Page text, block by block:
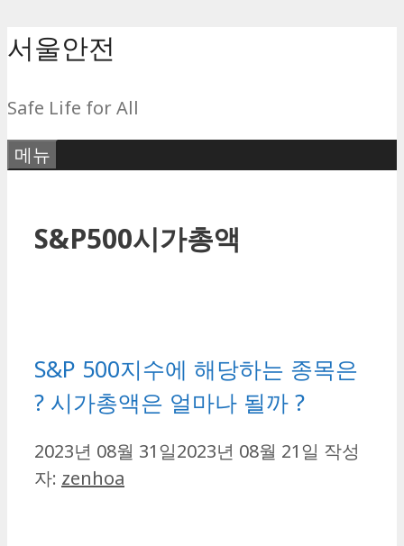
컨
로
건
너
서울안전
Safe Life for All
메뉴
S&P500시가총액
S&P 500지수에 해당하는 종목은
? 시가총액은 얼마나 될까 ?
2023년 08월 31일2023년 08월 21일 작성
자: zenhoa